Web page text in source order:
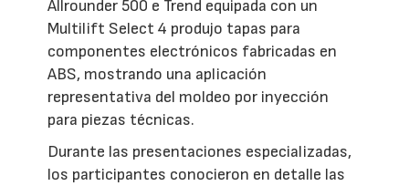
Allrounder 500 e Trend equipada con un
Multilift Select 4 produjo tapas para
componentes electrónicos fabricadas en
ABS, mostrando una aplicación
representativa del moldeo por inyección
para piezas técnicas.
Durante las presentaciones especializadas,
los participantes conocieron en detalle las